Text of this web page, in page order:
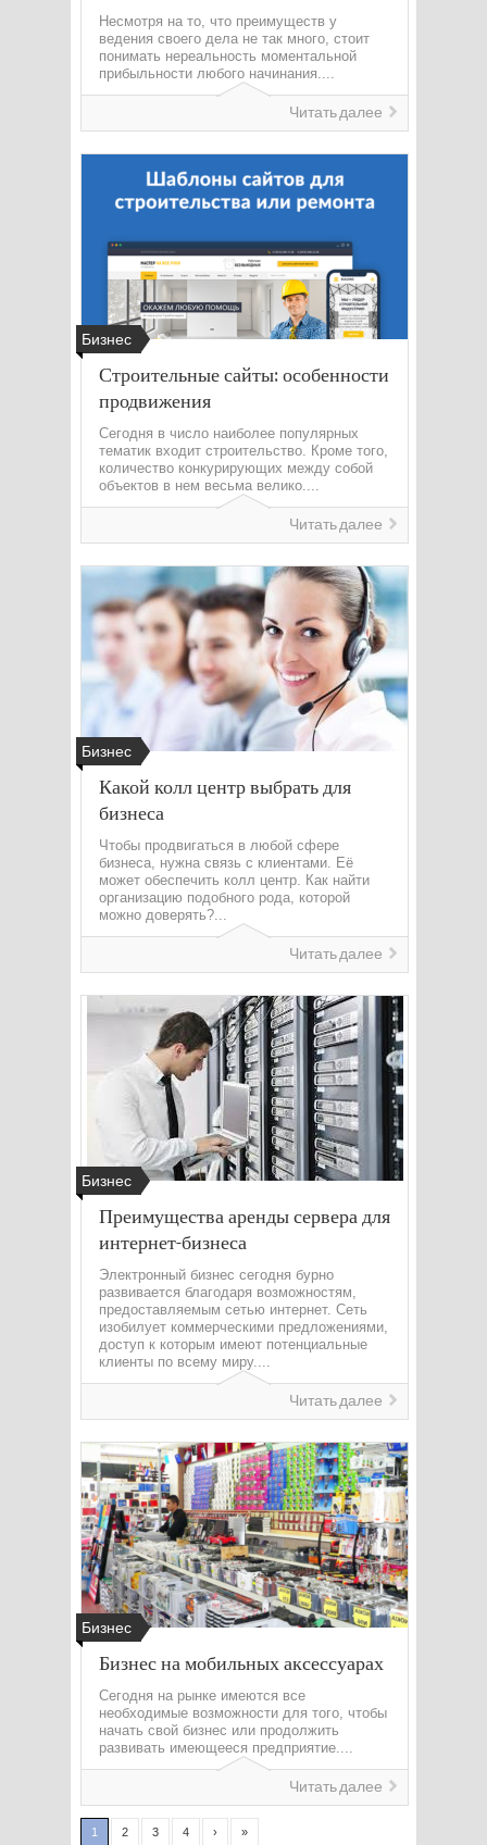
Несмотря на то, что преимуществ у
ведения своего дела не так много, стоит
понимать нереальность моментальной
прибыльности любого начинания....
Читать далее
Бизнес
Строительные сайты: особенности
продвижения
Сегодня в число наиболее популярных
тематик входит строительство. Кроме того,
количество конкурирующих между собой
объектов в нем весьма велико....
Читать далее
Бизнес
Какой колл центр выбрать для
бизнеса
Чтобы продвигаться в любой сфере
бизнеса, нужна связь с клиентами. Её
может обеспечить колл центр. Как найти
организацию подобного рода, которой
можно доверять?...
Читать далее
Бизнес
Преимущества аренды сервера для
интернет-бизнеса
Электронный бизнес сегодня бурно
развивается благодаря возможностям,
предоставляемым сетью интернет. Сеть
изобилует коммерческими предложениями,
доступ к которым имеют потенциальные
клиенты по всему миру....
Читать далее
Бизнес
Бизнес на мобильных аксессуарах
Сегодня на рынке имеются все
необходимые возможности для того, чтобы
начать свой бизнес или продолжить
развивать имеющееся предприятие....
Читать далее
1 2 3 4 › »